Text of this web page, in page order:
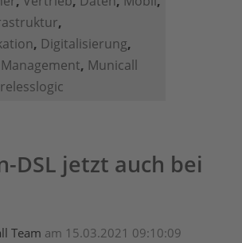
,
, Digitalisierung,
, Municall
DSL jetzt auch bei
Team am 15.03.2021 09:10:09